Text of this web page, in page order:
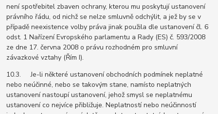
není spotřebitel zbaven ochrany, kterou mu poskytují ustanovení
právního řádu, od nichž se nelze smluvně odchýlit, a jež by se v
případě neexistence volby práva jinak použila dle ustanovení čl. 6
odst. 1 Nařízení Evropského parlamentu a Rady (ES) č. 593/2008
ze dne 17. června 2008 o právu rozhodném pro smluvní
závazkové vztahy (Řím I).
10.3. Je-li některé ustanovení obchodních podmínek neplatné
nebo neúčinné, nebo se takovým stane, namísto neplatných
ustanovení nastoupí ustanovení, jehož smysl se neplatnému
ustanovení co nejvíce přibližuje. Neplatností nebo neúčinností